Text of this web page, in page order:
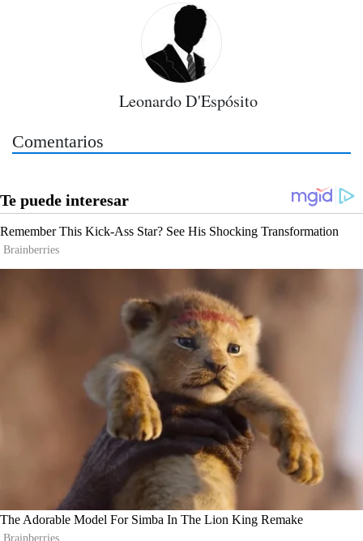
Leonardo D'Espósito
Comentarios